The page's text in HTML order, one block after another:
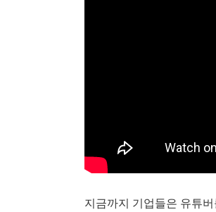
지금까지 기업들은 유튜